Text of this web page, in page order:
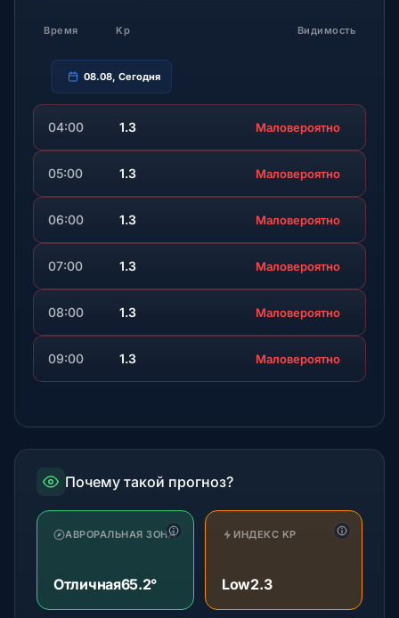
Время Kp Видимость
08.08, Сегодня
04:00 1.3 Маловероятно
05:00 1.3 Маловероятно
06:00 1.3 Маловероятно
07:00 1.3 Маловероятно
08:00 1.3 Маловероятно
09:00 1.3 Маловероятно
Почему такой прогноз?
АВРОРАЛЬНАЯ ЗОНА
Отличная65.2°
ИНДЕКС KP
Low2.3